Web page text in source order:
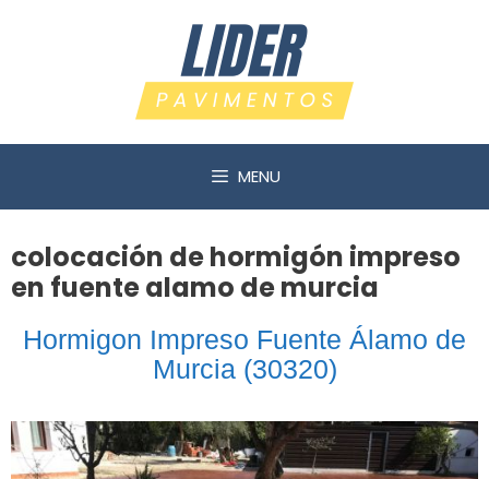
MENU
colocación de hormigón impreso
en fuente alamo de murcia
Hormigon Impreso Fuente Álamo de
Murcia (30320)